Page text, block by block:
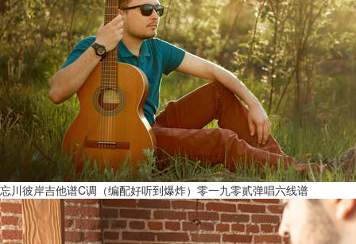
忘川彼岸吉他谱C调（编配好听到爆炸）零一九零贰弹唱六线谱